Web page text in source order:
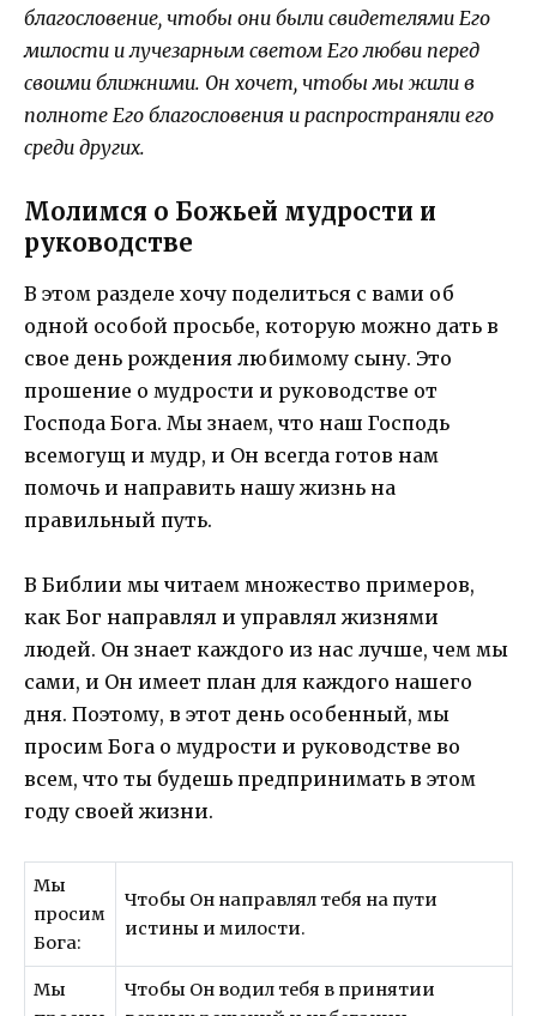
благословение, чтобы они были свидетелями Его
милости и лучезарным светом Его любви перед
своими ближними. Он хочет, чтобы мы жили в
полноте Его благословения и распространяли его
среди других.
Молимся о Божьей мудрости и
руководстве
В этом разделе хочу поделиться с вами об
одной особой просьбе, которую можно дать в
свое день рождения любимому сыну. Это
прошение о мудрости и руководстве от
Господа Бога. Мы знаем, что наш Господь
всемогущ и мудр, и Он всегда готов нам
помочь и направить нашу жизнь на
правильный путь.
В Библии мы читаем множество примеров,
как Бог направлял и управлял жизнями
людей. Он знает каждого из нас лучше, чем мы
сами, и Он имеет план для каждого нашего
дня. Поэтому, в этот день особенный, мы
просим Бога о мудрости и руководстве во
всем, что ты будешь предпринимать в этом
году своей жизни.
Мы
просим
Бога:
Чтобы Он направлял тебя на пути
истины и милости.
Мы
Чтобы Он водил тебя в принятии